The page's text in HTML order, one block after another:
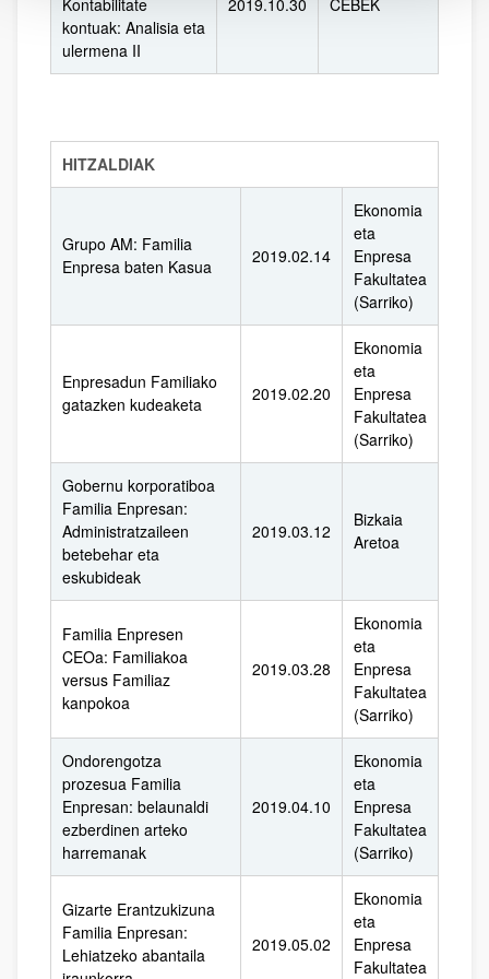
Kontabilitate
kontuak: Analisia eta
ulermena II
2019.10.30 CEBEK
HITZALDIAK
Grupo AM: Familia
Enpresa baten Kasua
2019.02.14
Ekonomia
eta
Enpresa
Fakultatea
(Sarriko)
Enpresadun Familiako
gatazken kudeaketa
2019.02.20
Ekonomia
eta
Enpresa
Fakultatea
(Sarriko)
Gobernu korporatiboa
Familia Enpresan:
Administratzaileen
betebehar eta
eskubideak
2019.03.12
Bizkaia
Aretoa
Familia Enpresen
CEOa: Familiakoa
versus Familiaz
kanpokoa
2019.03.28
Ekonomia
eta
Enpresa
Fakultatea
(Sarriko)
Ondorengotza
prozesua Familia
Enpresan: belaunaldi
ezberdinen arteko
harremanak
2019.04.10
Ekonomia
eta
Enpresa
Fakultatea
(Sarriko)
Gizarte Erantzukizuna
Familia Enpresan:
Lehiatzeko abantaila
2019.05.02
Ekonomia
eta
Enpresa
Fakultatea